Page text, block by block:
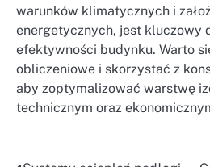
warunków klimatycznych i
energetycznych, jest kluczowy
efektywności budynku. Warto
obliczeniowe i skorzystać z
aby zoptymalizować warstwę
technicznym oraz